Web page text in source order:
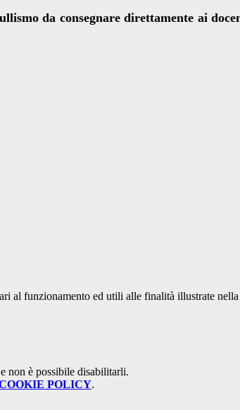
da consegnare direttamente ai
al funzionamento ed utili alle finalità illustrate nella
non è possibile disabilitarli.
POLICY.